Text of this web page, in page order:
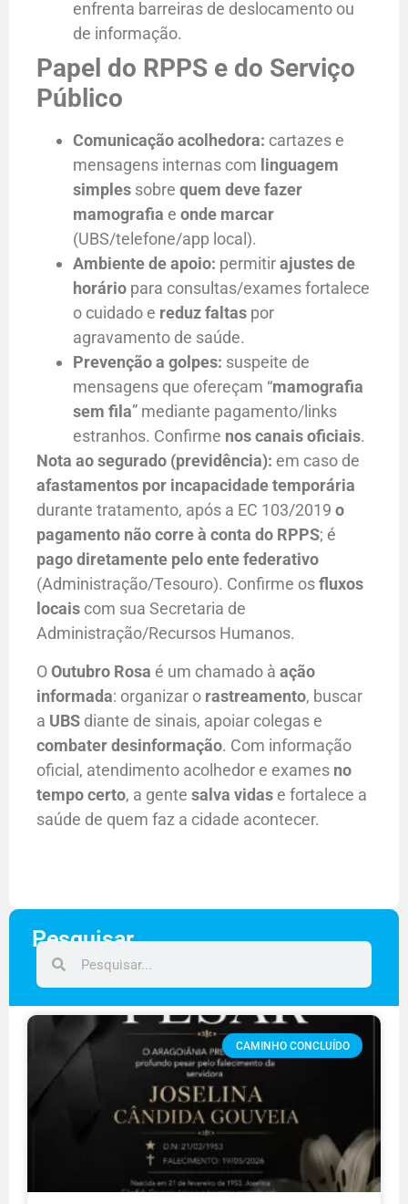
enfrenta barreiras de deslocamento ou
de informação.
Papel do RPPS e do Serviço
Público
Comunicação acolhedora: cartazes e
mensagens internas com linguagem
simples sobre quem deve fazer
mamografia e onde marcar
(UBS/telefone/app local).
Ambiente de apoio: permitirajustes de
horário para consultas/exames fortalece
o cuidado e reduz faltas por
agravamento de saúde.
Prevenção a golpes: suspeite de
mensagens que ofereçam “mamografia
sem fila” mediante pagamento/links
estranhos. Confirme nos canais oficiais.
Nota ao segurado (previdência): em caso de
afastamentos por incapacidade temporária
durante tratamento, após a EC 103/2019 o
pagamento não corre à conta do RPPS; é
pago diretamente pelo ente federativo
(Administração/Tesouro). Confirme osfluxos
locais com sua Secretaria de
Administração/Recursos Humanos.
OOutubro Rosa é um chamado à ação
informada: organizar o rastreamento, buscar
a UBS diante de sinais, apoiar colegas e
combater desinformação. Com informação
oficial, atendimento acolhedor e exames no
tempo certo, a gente salva vidas e fortalece a
saúde de quem faz a cidade acontecer.
Pesquisar
CAMINHO CONCLUÍDO